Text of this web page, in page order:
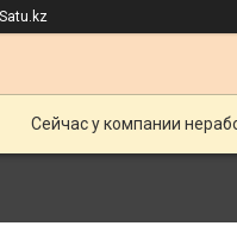
Сейчас у компании